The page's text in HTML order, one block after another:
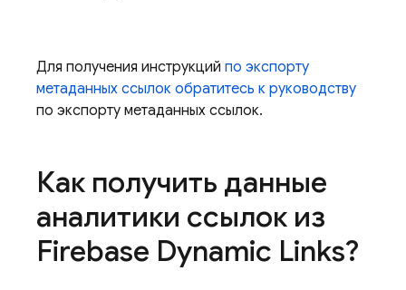
Для получения инструкций по экспорту
метаданных ссылок обратитесь к руководству
по экспорту метаданных ссылок.
Как получить данные
аналитики ссылок из
Firebase Dynamic Links?